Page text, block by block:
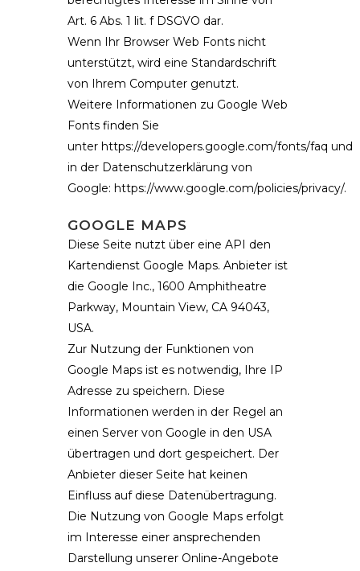
Art. 6 Abs. 1 lit. f DSGVO dar.
Wenn Ihr Browser Web Fonts nicht
unterstützt, wird eine Standardschrift
von Ihrem Computer genutzt.
Weitere Informationen zu Google Web
Fonts finden Sie
unter https://developers.google.com/fonts/faq und
in der Datenschutzerklärung von
Google: https://www.google.com/policies/privacy/.
GOOGLE MAPS
Diese Seite nutzt über eine API den
Kartendienst Google Maps. Anbieter ist
die Google Inc., 1600 Amphitheatre
Parkway, Mountain View, CA 94043,
USA.
Zur Nutzung der Funktionen von
Google Maps ist es notwendig, Ihre IP
Adresse zu speichern. Diese
Informationen werden in der Regel an
einen Server von Google in den USA
übertragen und dort gespeichert. Der
Anbieter dieser Seite hat keinen
Einfluss auf diese Datenübertragung.
Die Nutzung von Google Maps erfolgt
im Interesse einer ansprechenden
Darstellung unserer Online-Angebote